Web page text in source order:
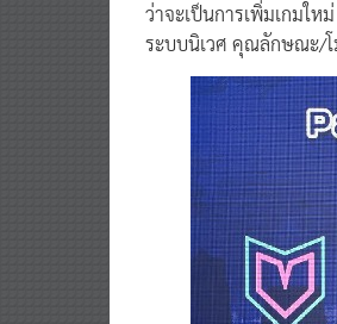
ว่าจะเป็นการเพิ่มเกมใ
ระบบนิเวศ คุณลักษณะ/โ